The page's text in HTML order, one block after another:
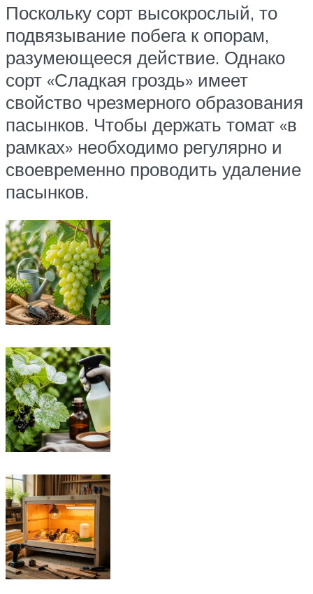
Поскольку сорт высокрослый, то
подвязывание побега к опорам,
разумеющееся действие. Однако
сорт «Сладкая гроздь» имеет
свойство чрезмерного образования
пасынков. Чтобы держать томат «в
рамках» необходимо регулярно и
своевременно проводить удаление
пасынков.